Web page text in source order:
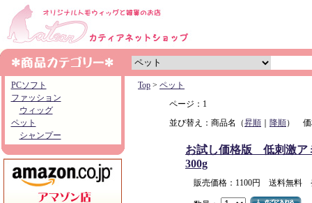
PCソフト
ファッション
ウィッグ
ペット
シャンプー
Top > ペット
ページ：1
並び替え：商品名（昇順 降順） 価
お試し価格版 低刺激ア
300g
販売価格：1100円 送料無料